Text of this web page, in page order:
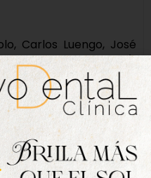
Carlos Luengo, José
Ferreras, min.58),
Abel Conejo,
min.58), Villa (Hugo
min.90) y Chatún.
Asier, Jorge, Hugo,
(Gabri, min.70),
(Dango, min.81) y